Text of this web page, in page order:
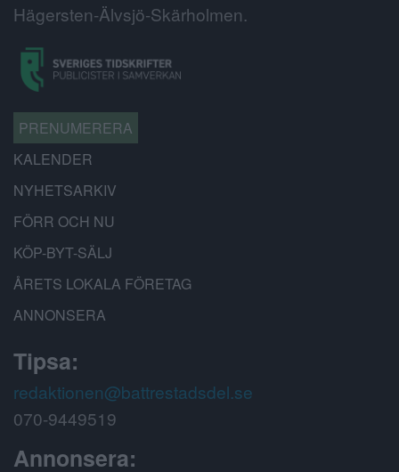
Hägersten-Älvsjö-Skärholmen.
PRENUMERERA
KALENDER
NYHETSARKIV
FÖRR OCH NU
KÖP-BYT-SÄLJ
ÅRETS LOKALA FÖRETAG
ANNONSERA
Tipsa:
redaktionen@battrestadsdel.se
070-9449519
Annonsera: